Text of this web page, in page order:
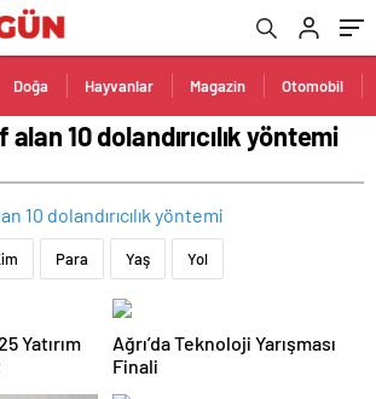
Doğa Hayvanlar Magazin Otomobil
alan 10 dolandırıcılık yöntemi
Para Yaş Yol
Yatırım
Ağrı’da Teknoloji Yarışması
Finali